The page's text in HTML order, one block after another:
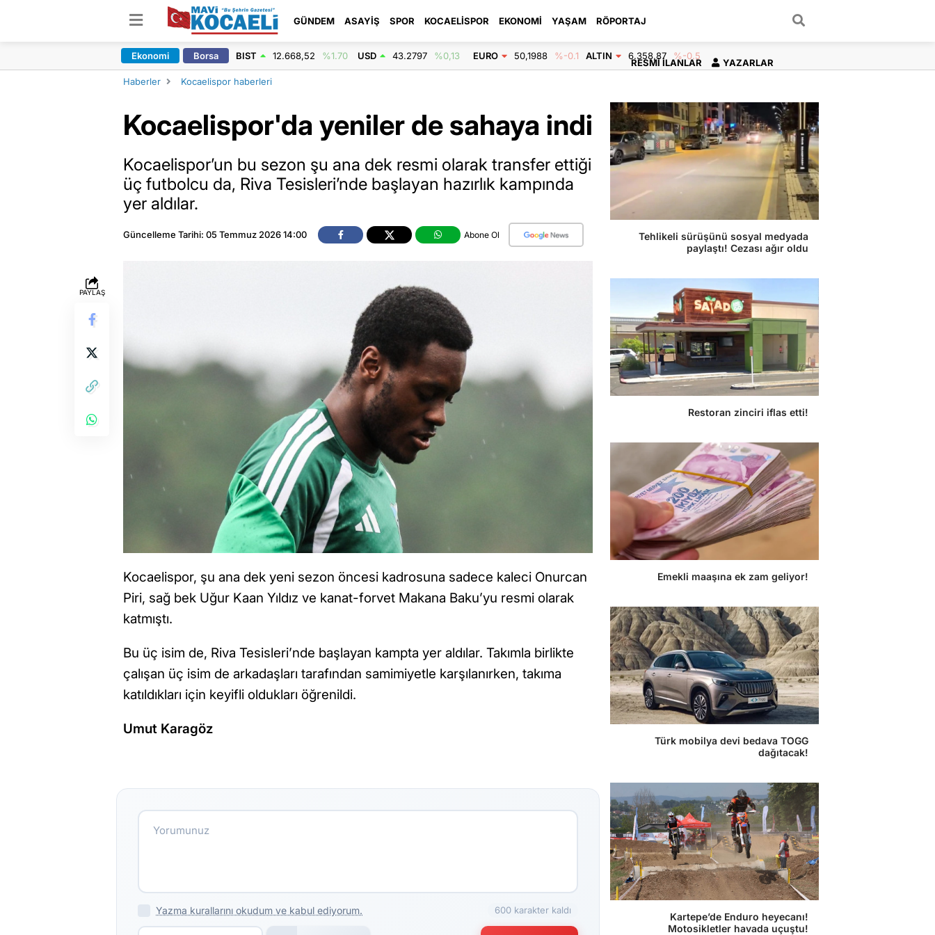
GÜNDEM ASAYIŞ SPOR KOCAELISPOR EKONOMI YAŞAM RÖPORTAJ
RESMI İLANLAR YAZARLAR
Ekonomi Borsa BIST 12.668,52 %1.70 USD 43.2797 %0,13 EURO 50,1988 %-0.1 ALTIN 6.358,87 %-0.5
Haberler Kocaelispor haberleri
PAYLAŞ
Kocaelispor'da yeniler de sahaya indi
Kocaelispor’un bu sezon şu ana dek resmi olarak transfer ettiği
üç futbolcu da, Riva Tesisleri’nde başlayan hazırlık kampında
yer aldılar.
Güncelleme Tarihi: 05 Temmuz 2026 14:00 Abone Ol
Kocaelispor, şu ana dek yeni sezon öncesi kadrosuna sadece kaleci Onurcan
Piri, sağ bek Uğur Kaan Yıldız ve kanat-forvet Makana Baku’yu resmi olarak
katmıştı.
Bu üç isim de, Riva Tesisleri’nde başlayan kampta yer aldılar. Takımla birlikte
çalışan üç isim de arkadaşları tarafından samimiyetle karşılanırken, takıma
katıldıkları için keyifli oldukları öğrenildi.
Umut Karagöz
Yazma kurallarını okudum ve kabul ediyorum. 600 karakter kaldı
Tehlikeli sürüşünü sosyal medyada
paylaştı! Cezası ağır oldu
Restoran zinciri iflas etti!
Emekli maaşına ek zam geliyor!
Türk mobilya devi bedava TOGG
dağıtacak!
Kartepe’de Enduro heyecanı!
Motosikletler havada uçuştu!